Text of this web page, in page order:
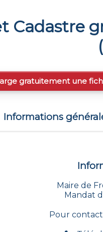
Cadastre
(
gratuitement une
Informations
Maire de
Mandat
Pour